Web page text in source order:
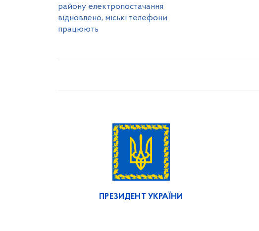
району електропостачання
відновлено, міські телефони
працюють
ПРЕЗИДЕНТ УКРАЇНИ